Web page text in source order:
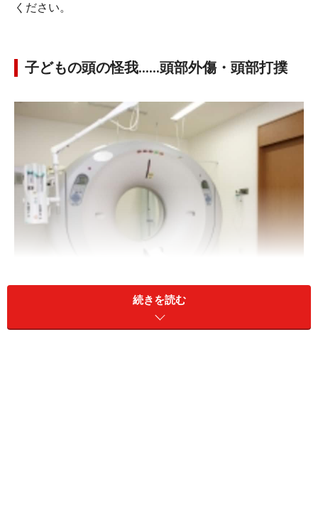
ください。
子どもの頭の怪我……頭部外傷・頭部打撲
短時間で頭部を検査できますが、放射線被ばくがあります。
続きを読む